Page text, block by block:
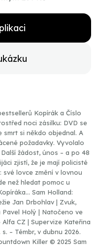
Kopírák a Číslo
noci zásilku: DVD se
smrt si někdo objednal. A
požadavky. Vyvolalo
žádost, únos – a po 48
zjistí, že je mají policisté
své lovce změní v lovnou
než hledat pomoc u
Sam Holland:
Jan Drbohlav | Zvuk,
Pavel Holý | Natočeno ve
CZ | Supervize Kateřina
– Témbr, v dubnu 2026.
Killer © 2025 Sam